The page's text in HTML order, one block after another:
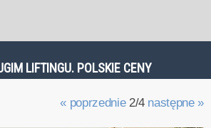
LIFTINGU. POLSKIE CENY
« poprzednie2/4 następne »